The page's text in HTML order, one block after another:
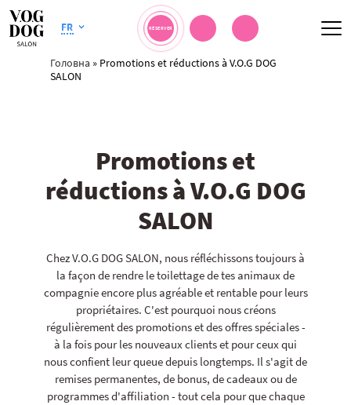
FR RÉSERVER
Головна » Promotions et réductions à V.O.G DOG
SALON
Promotions et
réductions à V.O.G DOG
SALON
Chez V.O.G DOG SALON, nous réfléchissons toujours à
la façon de rendre le toilettage de tes animaux de
compagnie encore plus agréable et rentable pour leurs
propriétaires. C'est pourquoi nous créons
régulièrement des promotions et des offres spéciales -
à la fois pour les nouveaux clients et pour ceux qui
nous confient leur queue depuis longtemps. Il s'agit de
remises permanentes, de bonus, de cadeaux ou de
programmes d'affiliation - tout cela pour que chaque